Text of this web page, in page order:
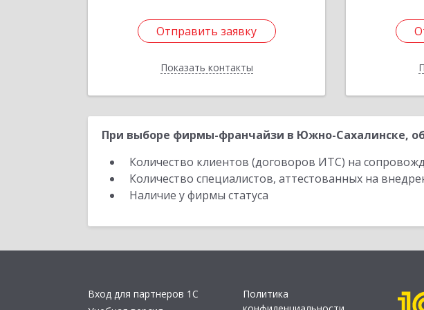
Отправить заявку
Показать контакты
Отправить заявку
Назад
При выборе фирмы-франчайзи в Южно-Сахалинске,
Количество клиентов (договоров ИТС) на
Количество специалистов, аттестованных на
Наличие у фирмы статуса
Вход для партнеров 1С
Политика